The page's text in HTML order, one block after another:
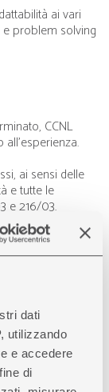
dati
utilizzando
e accedere
di
ai vari
problem solving
CCNL
ai sensi delle
e tutte le
e 216/03.